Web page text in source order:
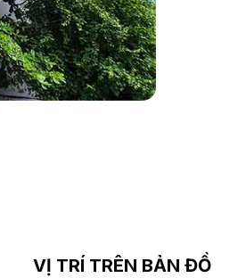
VỊ TRÍ TRÊN BẢN ĐỒ